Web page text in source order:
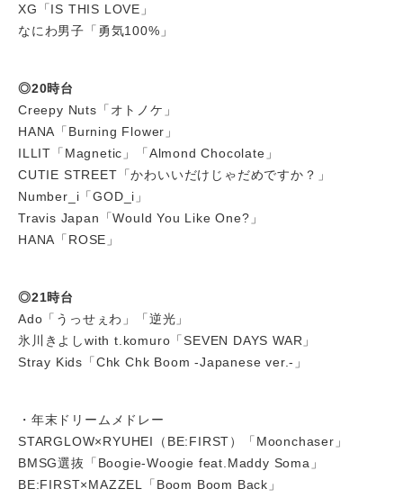
XG「IS THIS LOVE」
なにわ男子「勇気100%」
◎20時台
Creepy Nuts「オトノケ」
HANA「Burning Flower」
ILLIT「Magnetic」「Almond Chocolate」
CUTIE STREET「かわいいだけじゃだめですか？」
Number_i「GOD_i」
Travis Japan「Would You Like One?」
HANA「ROSE」
◎21時台
Ado「うっせぇわ」「逆光」
氷川きよしwith t.komuro「SEVEN DAYS WAR」
Stray Kids「Chk Chk Boom -Japanese ver.-」
・年末ドリームメドレー
STARGLOW×RYUHEI（BE:FIRST）「Moonchaser」
BMSG選抜「Boogie-Woogie feat.Maddy Soma」
BE:FIRST×MAZZEL「Boom Boom Back」